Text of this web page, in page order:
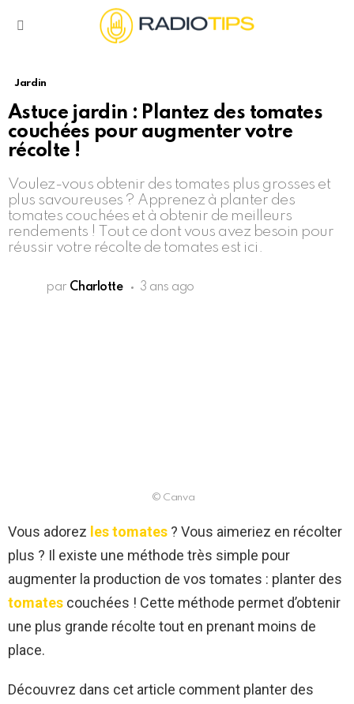
Jardin
Astuce jardin : Plantez des tomates
couchées pour augmenter votre
récolte !
Voulez-vous obtenir des tomates plus grosses et
plus savoureuses ? Apprenez à planter des
tomates couchées et à obtenir de meilleurs
rendements ! Tout ce dont vous avez besoin pour
réussir votre récolte de tomates est ici.
par Charlotte 3 ans ago
© Canva
Vous adorez les tomates ? Vous aimeriez en récolter
plus ? Il existe une méthode très simple pour
augmenter la production de vos tomates : planter des
tomates couchées ! Cette méthode permet d’obtenir
une plus grande récolte tout en prenant moins de
place.
Découvrez dans cet article comment planter des